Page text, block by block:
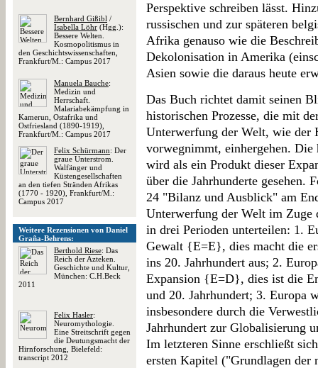
Bernhard Gißibl /
Isabella Löhr (Hgg.):
Bessere Welten.
Kosmopolitismus in
den Geschichtswissenschaften,
Frankfurt/M.: Campus 2017
Manuela Bauche:
Medizin und
Herrschaft.
Malariabekämpfung in
Kamerun, Ostafrika und
Ostfriesland (1890-1919),
Frankfurt/M.: Campus 2017
Felix Schürmann: Der
graue Unterstrom.
Walfänger und
Küstengesellschaften
an den tiefen Stränden Afrikas
(1770 - 1920), Frankfurt/M.:
Campus 2017
Weitere Rezensionen von Daniel
Graña-Behrens:
Berthold Riese: Das
Reich der Azteken.
Geschichte und Kultur,
München: C.H.Beck
2011
Felix Hasler:
Neuromythologie.
Eine Streitschrift gegen
die Deutungsmacht der
Hirnforschung, Bielefeld:
transcript 2012
Perspektive schreiben lässt.
russischen und zur späteren
Afrika genauso wie die
Dekolonisation in Amerika
Asien sowie die daraus heute
Das Buch richtet damit seinen
historischen Prozesse, die mit
Unterwerfung der Welt, wie der
vorwegnimmt, einhergehen.
wird als ein Produkt dieser
über die Jahrhunderte gesehen.
24 "Bilanz und Ausblick" am
Unterwerfung der Welt im Zuge
in drei Perioden unterteilen: 1.
Gewalt {E=E}, dies macht die
ins 20. Jahrhundert aus; 2.
Expansion {E=D}, dies ist die
und 20. Jahrhundert; 3.
insbesondere durch die
Jahrhundert zur Globalisierung
Im letzteren Sinne erschließt
ersten Kapitel ("Grundlagen der